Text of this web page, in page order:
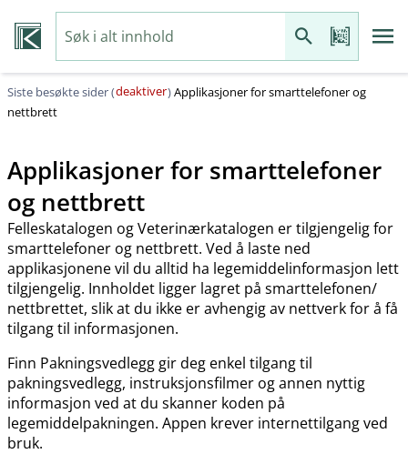
Siste besøkte sider (deaktiver)Applikasjoner for smarttelefoner og
nettbrett
Applikasjoner for smarttelefoner
og nettbrett
Felleskatalogen og Veterinærkatalogen er tilgjengelig for
smarttelefoner og nettbrett. Ved å laste ned
applikasjonene vil du alltid ha legemiddelinformasjon lett
tilgjengelig. Innholdet ligger lagret på smarttelefonen​/​
nettbrettet, slik at du ikke er avhengig av nettverk for å få
tilgang til informasjonen.
Finn Pakningsvedlegg gir deg enkel tilgang til
pakningsvedlegg, instruksjonsfilmer og annen nyttig
informasjon ved at du skanner koden på
legemiddelpakningen. Appen krever internettilgang ved
bruk.